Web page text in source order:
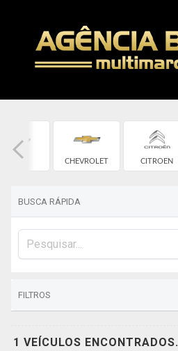
CHERY CHEVROLET CITROEN
BUSCA RÁPIDA
FILTROS
1 VEÍCULOS ENCONTRADOS.